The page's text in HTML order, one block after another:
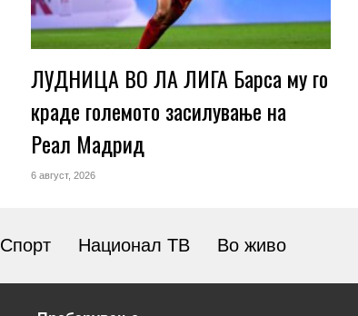
ЛУДНИЦА ВО ЛА ЛИГА Барса му го
краде големото засилување на
Реал Мадрид
6 август, 2026
Спорт Национал ТВ Во живо